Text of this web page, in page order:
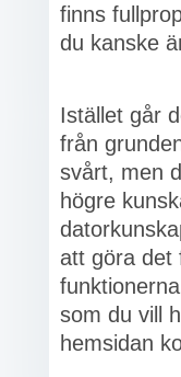
finns
du kanske
Istället går
från
svårt, men
högre
att göra det
som du vill
hemsidan